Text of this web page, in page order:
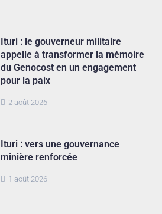
2 août 2026
Ituri : le gouverneur militaire
appelle à transformer la mémoire
du Genocost en un engagement
pour la paix
1 août 2026
Ituri : vers une gouvernance
minière renforcée